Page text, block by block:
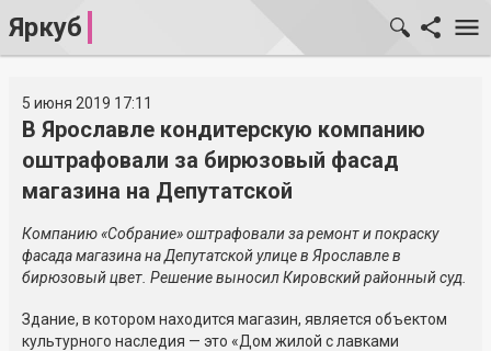
Яркуб
5 июня 2019 17:11
В Ярославле кондитерскую компанию
оштрафовали за бирюзовый фасад
магазина на Депутатской
Компанию «Собрание» оштрафовали за ремонт и покраску
фасада магазина на Депутатской улице в Ярославле в
бирюзовый цвет. Решение выносил Кировский районный суд.
Здание, в котором находится магазин, является объектом
культурного наследия — это «Дом жилой с лавками